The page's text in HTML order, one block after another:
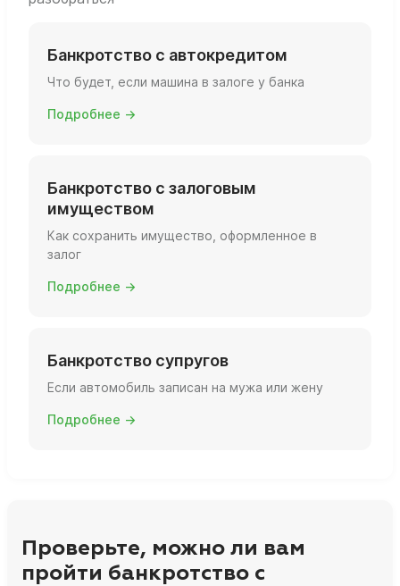
Банкротство с автокредитом
Что будет, если машина в залоге у банка
Подробнее →
Банкротство с залоговым
имуществом
Как сохранить имущество, оформленное в
залог
Подробнее →
Банкротство супругов
Если автомобиль записан на мужа или жену
Подробнее →
Проверьте, можно ли вам
пройти банкротство с